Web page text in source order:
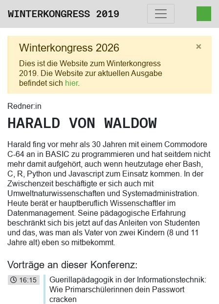
WINTERKONGRESS 2019
Winterkongress 2026
Dies ist die Website zum Winterkongress
2019. Die Website zur aktuellen Ausgabe
befindet sich hier.
×
Redner:in
HARALD VON WALDOW
Harald fing vor mehr als 30 Jahren mit einem Commodore
C-64 an in BASIC zu programmieren und hat seitdem nicht
mehr damit aufgehört, auch wenn heutzutage eher Bash,
C, R, Python und Javascript zum Einsatz kommen. In der
Zwischenzeit beschäftigte er sich auch mit
Umweltnaturwissenschaften und Systemadministration.
Heute berät er hauptberuflich Wissenschaftler im
Datenmanagement. Seine pädagogische Erfahrung
beschränkt sich bis jetzt auf das Anleiten von Studenten
und das, was man als Vater von zwei Kindern (8 und 11
Jahre alt) eben so mitbekommt.
Vorträge an dieser Konferenz:
16:15
Guerillapädagogik in der Informationstechnik:
Wie Primarschülerinnen dein Passwort
cracken